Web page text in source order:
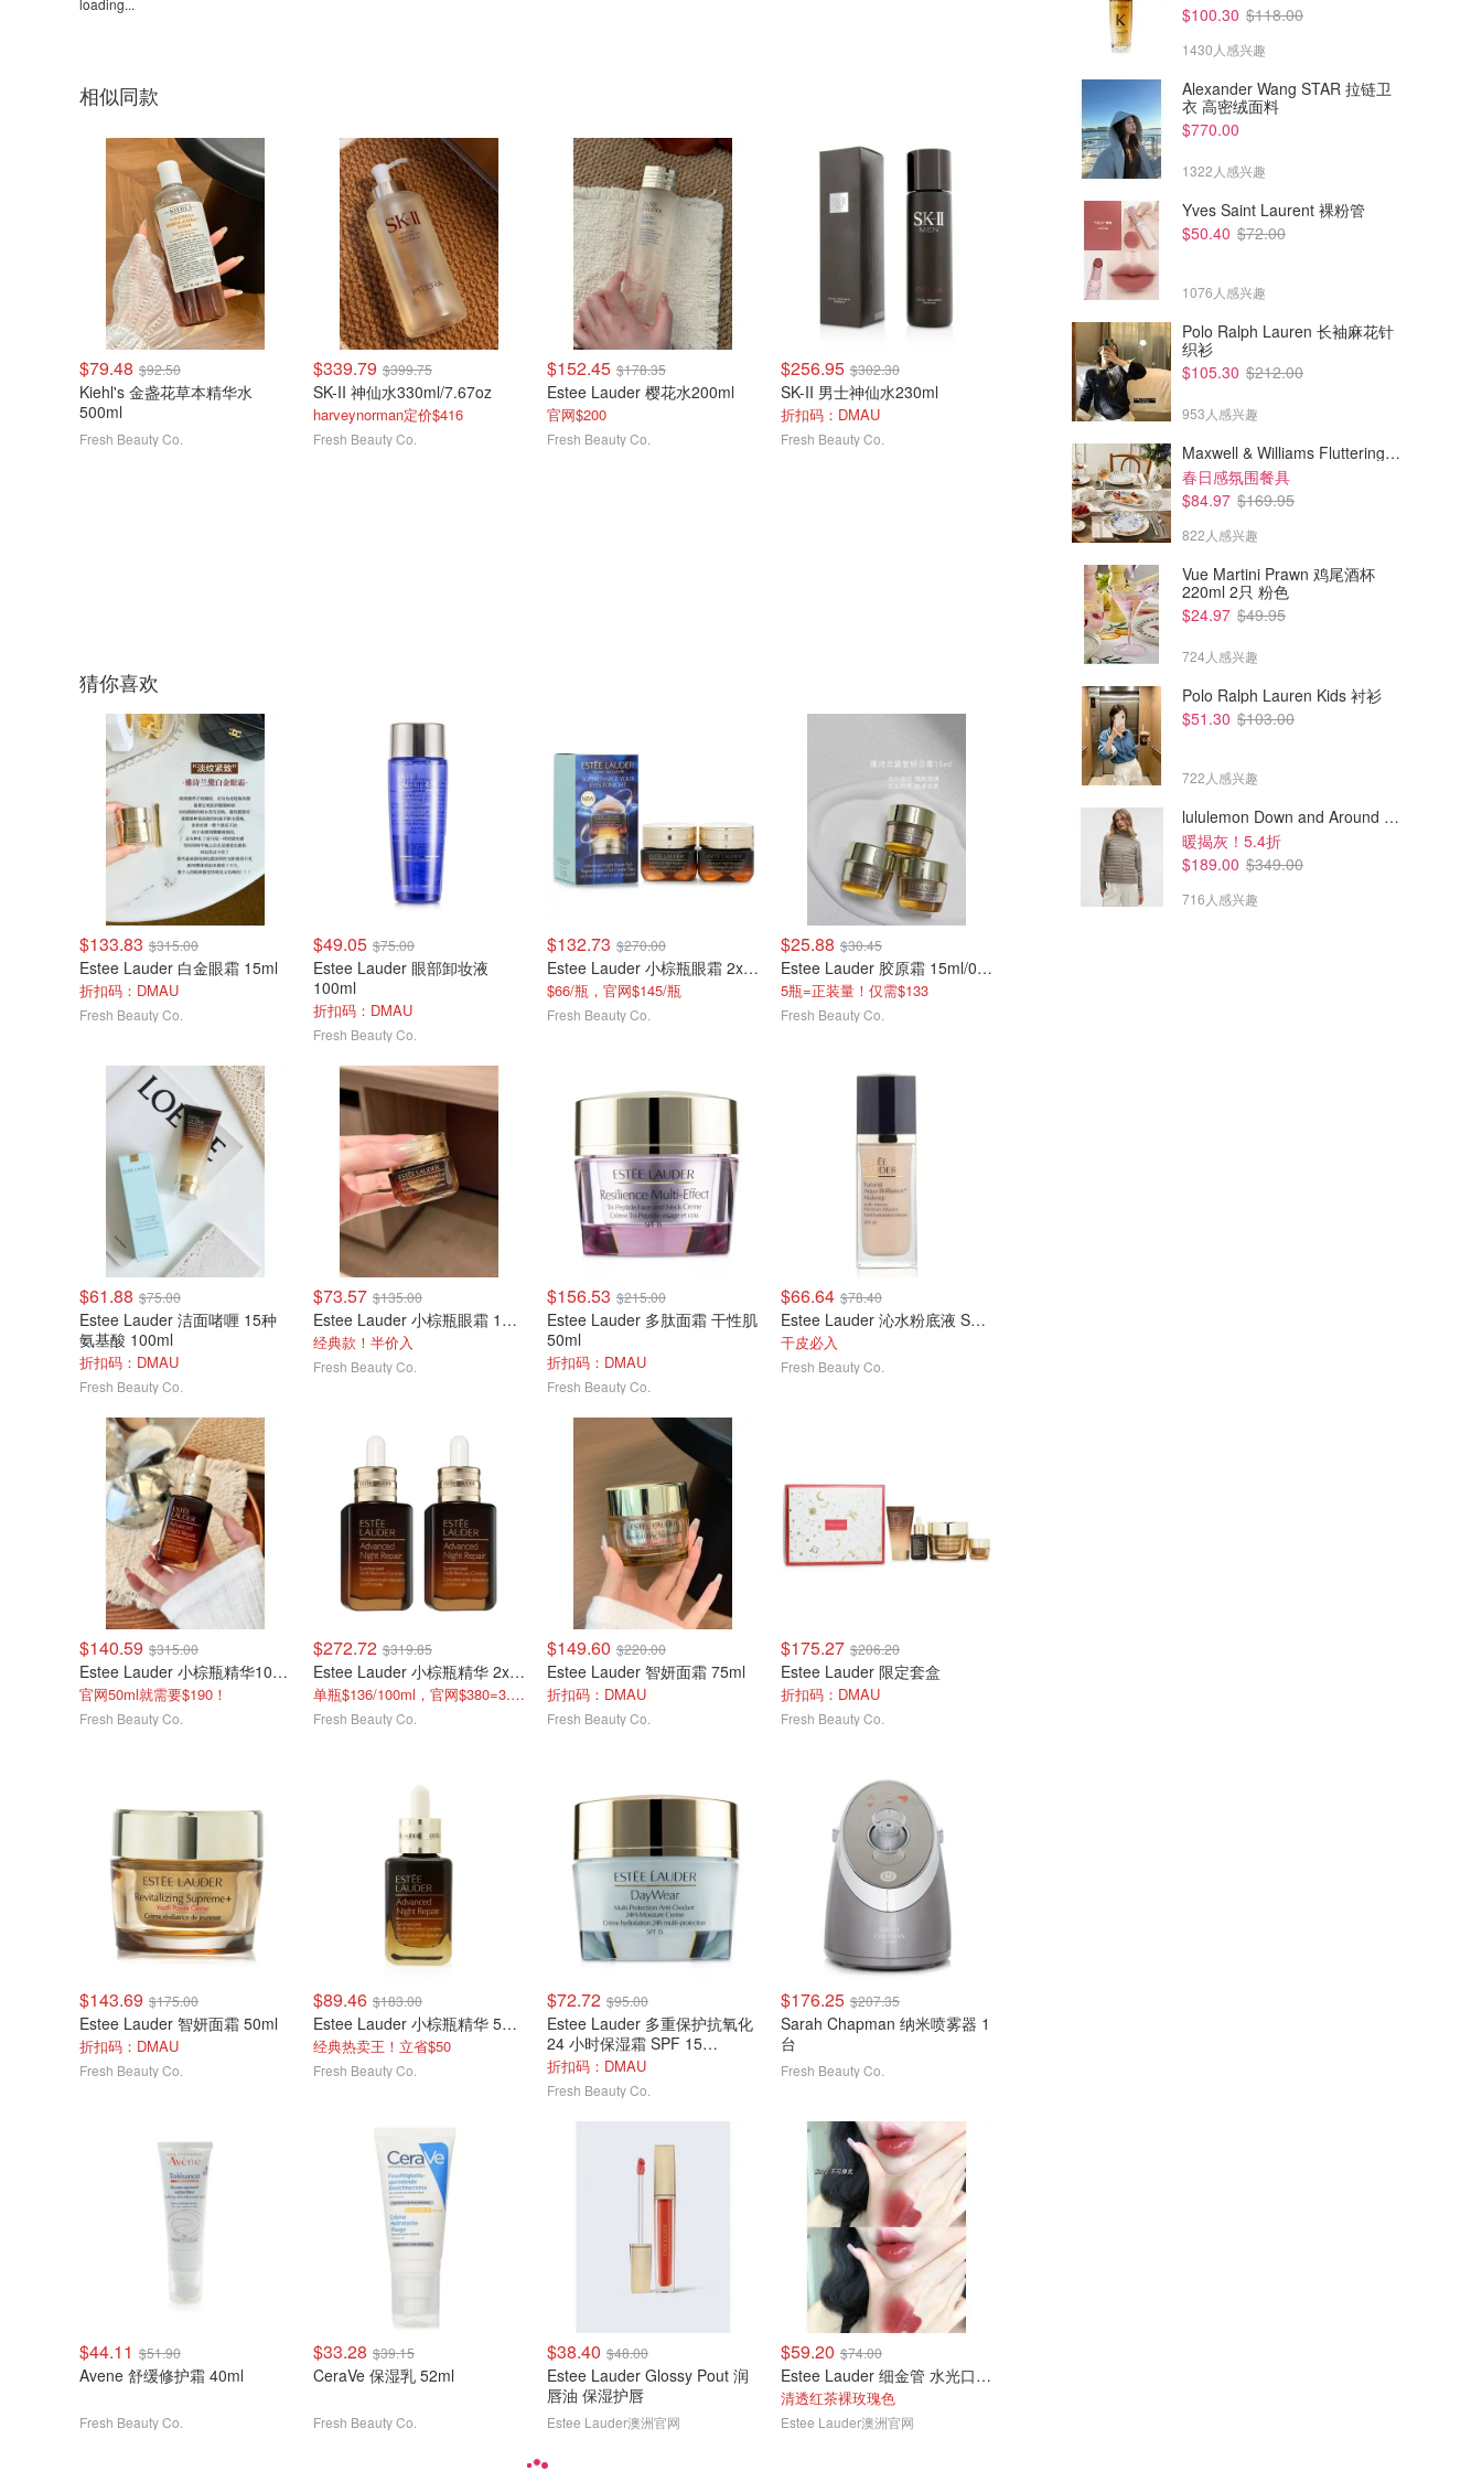
loading...
相似同款
$79.48 $92.50
Kiehl's 金盏花草本精华水
500ml
Fresh Beauty Co.
$339.79 $399.75
SK-II 神仙水330ml/7.67oz
harveynorman定价$416
Fresh Beauty Co.
$152.45 $178.35
Estee Lauder 樱花水200ml
官网$200
Fresh Beauty Co.
$256.95 $302.30
SK-II 男士神仙水230ml
折扣码：DMAU
Fresh Beauty Co.
$37.80
SK-II 神仙水精华 30ml
折扣码：DMAU
$163.41
国内价￥1730，变相4.5折
猜你喜欢
$133.83 $315.00
Estee Lauder 白金眼霜 15ml
折扣码：DMAU
Fresh Beauty Co.
$49.05 $75.00
Estee Lauder 眼部卸妆液
100ml
折扣码：DMAU
Fresh Beauty Co.
$132.73 $270.00
Estee Lauder 小棕瓶眼霜 2x15ml
$66/瓶，官网$145/瓶
Fresh Beauty Co.
$25.88 $30.45
Estee Lauder 胶原霜 15ml/0.5oz
5瓶=正装量！仅需$133
Fresh Beauty Co.
$61.88 $75.00
Estee Lauder 洁面啫喱 15种
氨基酸 100ml
折扣码：DMAU
Fresh Beauty Co.
$73.57 $135.00
Estee Lauder 小棕瓶眼霜 15ml
经典款！半价入
Fresh Beauty Co.
$156.53 $215.00
Estee Lauder 多肽面霜 干性肌
50ml
折扣码：DMAU
Fresh Beauty Co.
$66.64 $78.40
Estee Lauder 沁水粉底液 SPF20 30ml/1oz
干皮必入
Fresh Beauty Co.
$140.59 $315.00
Estee Lauder 小棕瓶精华100ml/3.4oz
官网50ml就需要$190！
Fresh Beauty Co.
$272.72 $319.85
Estee Lauder 小棕瓶精华 2x100ml/3.4oz
单瓶$136/100ml，官网$380=3.5折
Fresh Beauty Co.
$149.60 $220.00
Estee Lauder 智妍面霜 75ml
折扣码：DMAU
Fresh Beauty Co.
$175.27 $206.20
Estee Lauder 限定套盒
折扣码：DMAU
Fresh Beauty Co.
$143.69 $175.00
Estee Lauder 智妍面霜 50ml
折扣码：DMAU
Fresh Beauty Co.
$89.46 $183.00
Estee Lauder 小棕瓶精华 50ml/1.7oz
经典热卖王！立省$50
Fresh Beauty Co.
$72.72 $95.00
Estee Lauder 多重保护抗氧化
24 小时保湿霜 SPF 15
50ml/1.7oz
折扣码：DMAU
Fresh Beauty Co.
$176.25 $207.35
Sarah Chapman 纳米喷雾器 1
台
Fresh Beauty Co.
$44.11 $51.90
Avene 舒缓修护霜 40ml
Fresh Beauty Co.
$33.28 $39.15
CeraVe 保湿乳 52ml
Fresh Beauty Co.
$38.40 $48.00
Estee Lauder Glossy Pout 润
唇油 保湿护唇
Estee Lauder澳洲官网
$59.20 $74.00
Estee Lauder 细金管 水光口红 #222
清透红茶裸玫瑰色
Estee Lauder澳洲官网
$100.30 $118.00
1430人感兴趣
Alexander Wang STAR 拉链卫
衣 高密绒面料
$770.00
1322人感兴趣
Yves Saint Laurent 裸粉管
$50.40 $72.00
1076人感兴趣
Polo Ralph Lauren 长袖麻花针
织衫
$105.30 $212.00
953人感兴趣
Maxwell & Williams Fluttering Meadow 12件餐具套装
春日感氛围餐具
$84.97 $169.95
822人感兴趣
Vue Martini Prawn 鸡尾酒杯
220ml 2只 粉色
$24.97 $49.95
724人感兴趣
Polo Ralph Lauren Kids 衬衫
$51.30 $103.00
722人感兴趣
lululemon Down and Around 羽绒夹克
暖揭灰！5.4折
$189.00 $349.00
716人感兴趣